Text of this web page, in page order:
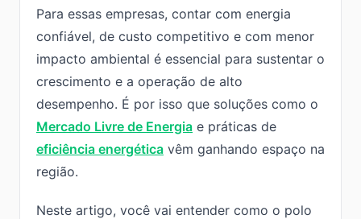
Para essas empresas, contar com energia
confiável, de custo competitivo e com menor
impacto ambiental é essencial para sustentar o
crescimento e a operação de alto
desempenho. É por isso que soluções como o
Mercado Livre de Energia e práticas de
eficiência energética vêm ganhando espaço na
região.
Neste artigo, você vai entender como o polo